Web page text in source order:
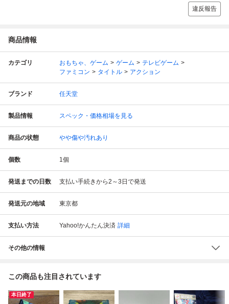
違反報告
商品情報
カテゴリ おもちゃ、ゲーム ゲーム
テレビゲーム
ファミコン
タイトル アクション
ブランド 任天堂
製品情報 スペック・価格相場を見る
商品の状態 やや傷や汚れあり
個数 1個
発送までの日数 支払い手続きから2～3日で発送
発送元の地域 東京都
支払い方法 Yahoo!かんたん決済 詳細
その他の情報
この商品も注目されています
本日終了